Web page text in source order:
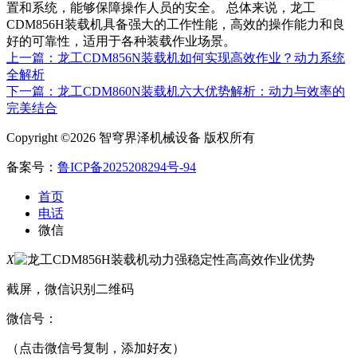
置和系统，能够保障操作人员的安全。 总体来说，龙工
CDM856H装载机具备强大的工作性能，高效的操作能力和良
好的可靠性，适用于各种装载作业场景。
上一篇：龙工CDM856N装载机如何实现高效作业？动力系统
全解析
下一篇：龙工CDM860N装载机六大优势解析：动力与效率的
完美结合
Copyright ©2026 智穹界泽机械设备 版权所有
备案号： 鲁ICP备2025208294号-94
首页
电话
微信
X
截屏，微信识别二维码
微信号：
（点击微信号复制，添加好友）